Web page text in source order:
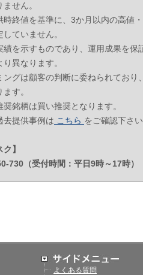
せん。
終値を基準に、3か月以内の高値
ていません。
を示すものであり、運用成果を保
異なります。
グは顧客の判断に委ねられており
す。
銘柄は買い推奨となります。
提供事例は こちら をご確認下さい
】
730（受付時間：平日9時～17時）
よくある質問